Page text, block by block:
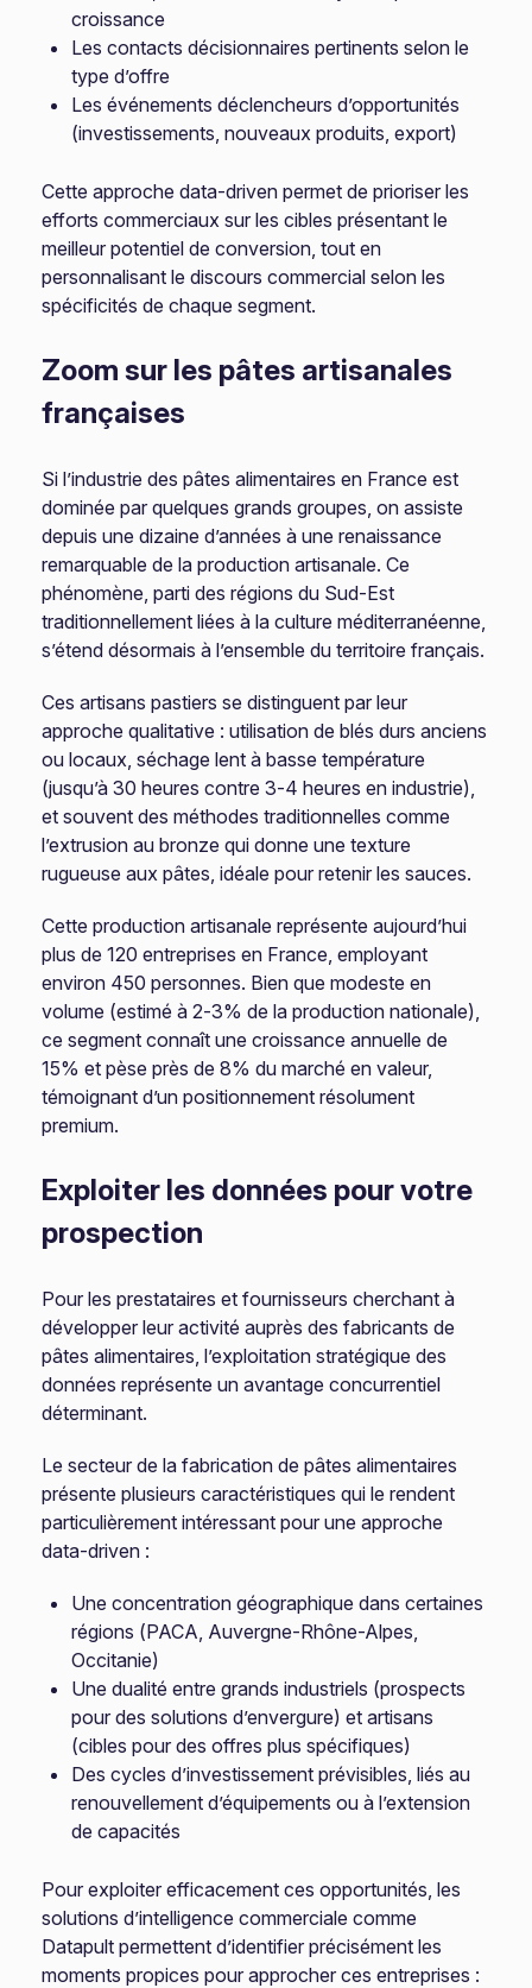
croissance
Les contacts décisionnaires pertinents selon le
type d’offre
Les événements déclencheurs d’opportunités
(investissements, nouveaux produits, export)
Cette approche data-driven permet de prioriser les
efforts commerciaux sur les cibles présentant le
meilleur potentiel de conversion, tout en
personnalisant le discours commercial selon les
spécificités de chaque segment.
Zoom sur les pâtes artisanales
françaises
Si l’industrie des pâtes alimentaires en France est
dominée par quelques grands groupes, on assiste
depuis une dizaine d’années à une renaissance
remarquable de la production artisanale. Ce
phénomène, parti des régions du Sud-Est
traditionnellement liées à la culture méditerranéenne,
s’étend désormais à l’ensemble du territoire français.
Ces artisans pastiers se distinguent par leur
approche qualitative : utilisation de blés durs anciens
ou locaux, séchage lent à basse température
(jusqu’à 30 heures contre 3-4 heures en industrie),
et souvent des méthodes traditionnelles comme
l’extrusion au bronze qui donne une texture
rugueuse aux pâtes, idéale pour retenir les sauces.
Cette production artisanale représente aujourd’hui
plus de 120 entreprises en France, employant
environ 450 personnes. Bien que modeste en
volume (estimé à 2-3% de la production nationale),
ce segment connaît une croissance annuelle de
15% et pèse près de 8% du marché en valeur,
témoignant d’un positionnement résolument
premium.
Exploiter les données pour votre
prospection
Pour les prestataires et fournisseurs cherchant à
développer leur activité auprès des fabricants de
pâtes alimentaires, l’exploitation stratégique des
données représente un avantage concurrentiel
déterminant.
Le secteur de la fabrication de pâtes alimentaires
présente plusieurs caractéristiques qui le rendent
particulièrement intéressant pour une approche
data-driven :
Une concentration géographique dans certaines
régions (PACA, Auvergne-Rhône-Alpes,
Occitanie)
Une dualité entre grands industriels (prospects
pour des solutions d’envergure) et artisans
(cibles pour des offres plus spécifiques)
Des cycles d’investissement prévisibles, liés au
renouvellement d’équipements ou à l’extension
de capacités
Pour exploiter efficacement ces opportunités, les
solutions d’intelligence commerciale comme
Datapult permettent d’identifier précisément les
moments propices pour approcher ces entreprises :